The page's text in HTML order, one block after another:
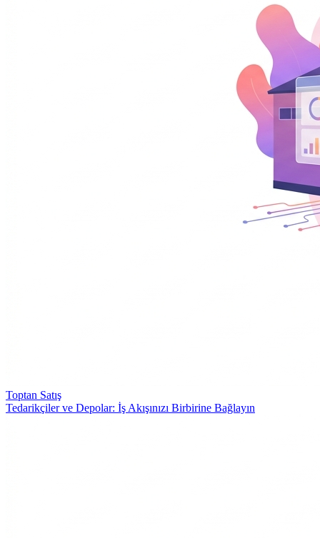
Toptan Satış
Tedarikçiler ve Depolar: İş Akışınızı Birbirine Bağlayın